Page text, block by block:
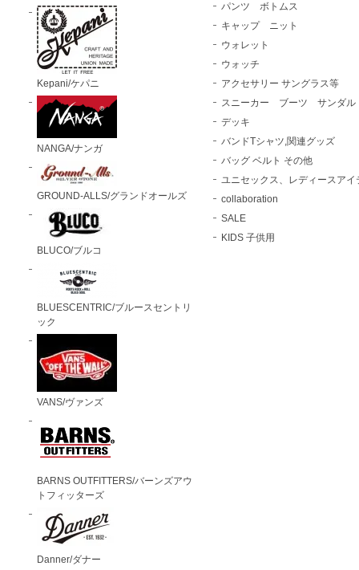
Kepani/ケパニ
NANGA/ナンガ
GROUND-ALLS/グランドオールズ
BLUCO/ブルコ
BLUESCENTRIC/ブルースセントリ
ック
VANS/ヴァンズ
BARNS OUTFITTERS/バーンズアウ
トフィッターズ
Danner/ダナー
パンツ ボトムス
キャップ ニット
ウォレット
ウォッチ
アクセサリー サングラス等
スニーカー ブーツ サンダル
デッキ
バンドTシャツ,関連グッズ
バッグ ベルト その他
ユニセックス、レディースアイ
collaboration
SALE
KIDS 子供用